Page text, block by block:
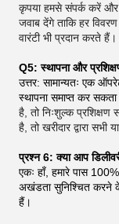
कृपया हमसे संपर्क करें और
जवाब देंगे ताकि हर
वारंटी भी प्रदान करते हैं।
Q5: स्थापना और
उत्तर: सामान्यतः एक
स्थापना समाप्त कर
है, तो निःशुल्क प्रशिक्षण
है, तो खरीदार द्वारा सभी
प्रश्न 6: क्या आप
एकः हाँ, हमारे पास
अखंडता सुनिश्चित करने के
हैं।